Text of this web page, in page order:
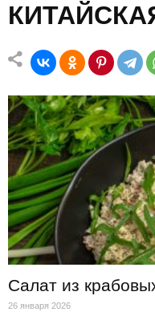
Салат из
26 января 2026